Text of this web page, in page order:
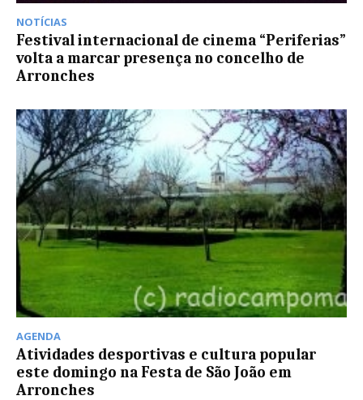
NOTÍCIAS
Festival internacional de cinema “Periferias”
volta a marcar presença no concelho de
Arronches
AGENDA
Atividades desportivas e cultura popular
este domingo na Festa de São João em
Arronches